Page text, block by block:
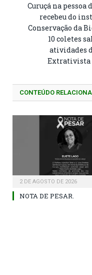
Curuçá na
recebeu do
Conservação da
10 coletes
atividades
Extrativista
CONTEÚDO
2 DE AGOSTO DE 2026
NOTA DE PESAR.